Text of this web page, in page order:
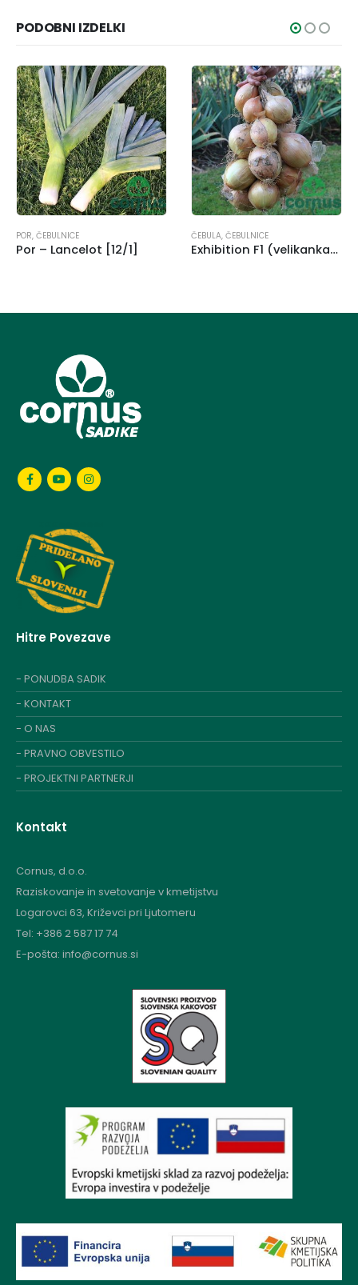
PODOBNI IZDELKI
[12/1]
ČEBULNICE
Exhibition F1 (velikanka) [12/1] Red
Hitre Povezave
- PONUDBA SADIK
- KONTAKT
- O NAS
- PRAVNO OBVESTILO
- PROJEKTNI PARTNERJI
Kontakt
Cornus, d.o.o.
Raziskovanje in svetovanje v kmetijstvu
Logarovci 63, Križevci pri Ljutomeru
Tel: +386 2 587 17 74
E-pošta: info@cornus.si